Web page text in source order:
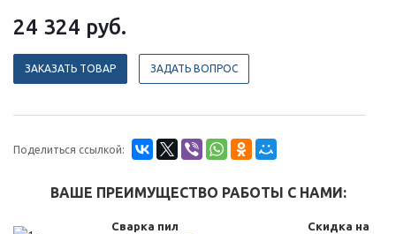
24 324 руб.
ЗАКАЗАТЬ ТОВАР ЗАДАТЬ ВОПРОС
Поделиться ссылкой:
ВАШЕ ПРЕИМУЩЕСТВО РАБОТЫ С НАМИ:
Сварка пил
Скидка на